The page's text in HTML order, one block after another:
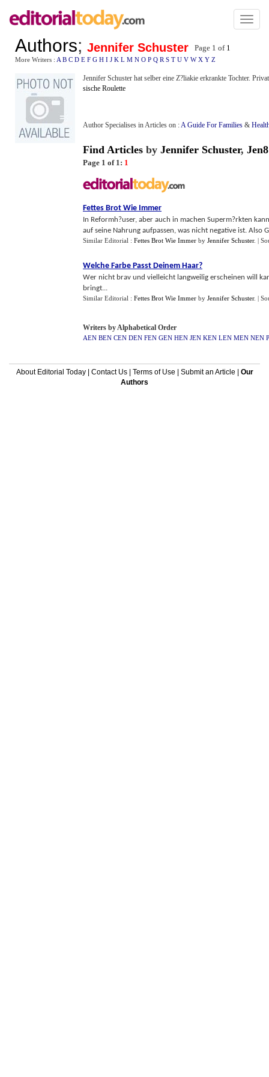
Toggle
Authors; Jennifer Schuster Page 1 of 1
More Writers : A B C D E F G H I J K L M N O P Q R S T U V W X Y Z
Jennifer Schuster hat selber eine Z?liakie erkrankte Tochter.
sische Roulette
Author Specialises in Articles on :A Guide For Families &
Find Articles by Jennifer Schuster, Jen8
Page 1 of 1: 1
Fettes Brot Wie Immer
In Reformh?user, aber auch in machen Superm?rkten
auf seine Nahrung aufpassen, was nicht negative ist. Also
Similar Editorial : Fettes Brot Wie Immer by Jennifer Schuster. |
Welche Farbe Passt Deinem Haar?
Wer nicht brav und vielleicht langweilig erscheinen will
bringt...
Similar Editorial : Fettes Brot Wie Immer by Jennifer Schuster. |
Writers by Alphabetical Order
AEN BEN CEN DEN FEN GEN HEN JEN KEN LEN MEN NEN
About Editorial Today| Contact Us| Terms of Use Submit an Article
Our
Authors